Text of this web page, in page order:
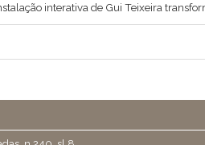
permanente construção; programação especial de julho reúne oficinas, visitas educativas e atividades para crianças